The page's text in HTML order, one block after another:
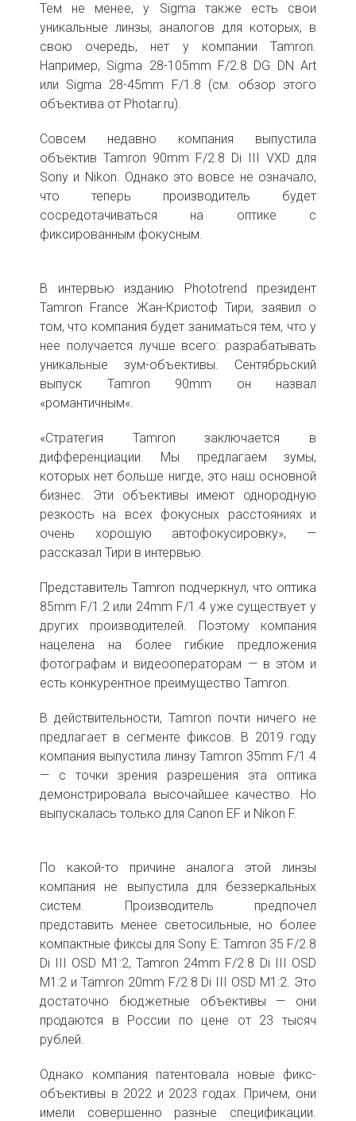
Тем не менее, у Sigma также есть свои
уникальные линзы, аналогов для которых, в
свою очередь, нет у компании Tamron.
Например, Sigma 28-105mm F/2.8 DG DN Art
или Sigma 28-45mm F/1.8 (см. обзор этого
объектива от Photar.ru).
Совсем недавно компания выпустила
объектив Tamron 90mm F/2.8 Di III VXD для
Sony и Nikon. Однако это вовсе не означало,
что теперь производитель будет
сосредотачиваться на оптике с
фиксированным фокусным.
В интервью изданию Phototrend президент
Tamron France Жан-Кристоф Тири, заявил о
том, что компания будет заниматься тем, что у
нее получается лучше всего: разрабатывать
уникальные зум-объективы. Сентябрьский
выпуск Tamron 90mm он назвал
«романтичным«.
«Стратегия Tamron заключается в
дифференциации. Мы предлагаем зумы,
которых нет больше нигде, это наш основной
бизнес. Эти объективы имеют однородную
резкость на всех фокусных расстояниях и
очень хорошую автофокусировку», —
рассказал Тири в интервью.
Представитель Tamron подчеркнул, что оптика
85mm F/1.2 или 24mm F/1.4 уже существует у
других производителей. Поэтому компания
нацелена на более гибкие предложения
фотографам и видеооператорам — в этом и
есть конкурентное преимущество Tamron.
В действительности, Tamron почти ничего не
предлагает в сегменте фиксов. В 2019 году
компания выпустила линзу Tamron 35mm F/1.4
— с точки зрения разрешения эта оптика
демонстрировала высочайшее качество. Но
выпускалась только для Canon EF и Nikon F.
По какой-то причине аналога этой линзы
компания не выпустила для беззеркальных
систем. Производитель предпочел
представить менее светосильные, но более
компактные фиксы для Sony E: Tamron 35 F/2.8
Di III OSD M1:2, Tamron 24mm F/2.8 Di III OSD
M1:2 и Tamron 20mm F/2.8 Di III OSD M1:2. Это
достаточно бюджетные объективы — они
продаются в России по цене от 23 тысяч
рублей.
Однако компания патентовала новые фикс-
объективы в 2022 и 2023 годах. Причем, они
имели совершенно разные спецификации.